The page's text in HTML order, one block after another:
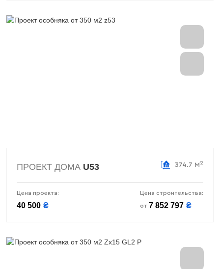
ПРОЕКТ ДОМА U53 374.7 М 2
Цена проекта:
40 500 ₴
Цена строительства:
от 7 852 797 ₴